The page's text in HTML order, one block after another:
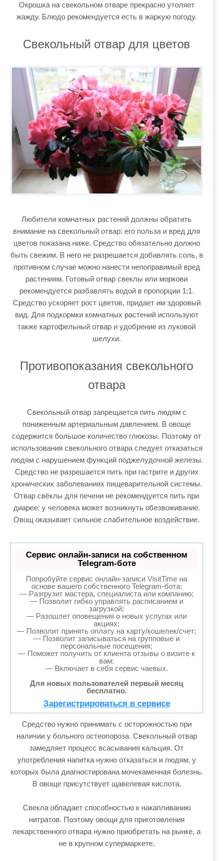
Окрошка на свекольном отваре прекрасно утоляет
жажду. Блюдо рекомендуется есть в жаркую погоду.
Свекольный отвар для цветов
Любители комнатных растений должны обратить
внимание на свекольный отвар: его польза и вред для
цветов показана ниже. Средство обязательно должно
быть свежим. В него не разрешается добавлять соль, в
противном случае можно нанести непоправимый вред
растениям. Готовый отвар свеклы или моркови
рекомендуется разбавлять водой в пропорции 1:1.
Средство ускоряет рост цветов, придает им здоровый
вид. Для подкормки комнатных растений используют
также картофельный отвар и удобрение из луковой
шелухи.
Противопоказания свекольного
отвара
Свекольный отвар запрещается пить людям с
пониженным артериальным давлением. В овоще
содержится большое количество глюкозы. Поэтому от
использования свекольного отвара следует отказаться
людям с нарушением функций поджелудочной железы.
Средство не разрешается пить при гастрите и других
хронических заболеваниях пищеварительной системы.
Отвар свёклы для печени не рекомендуется пить при
диарее: у человека может возникнуть обезвоживание.
Овощ оказывает сильное слабительное воздействие.
Сервис онлайн-записи на собственном
Telegram-боте
Попробуйте сервис онлайн-записи VisitTime на
основе вашего собственного Telegram-бота:
— Разгрузит мастера, специалиста или компанию;
— Позволит гибко управлять расписанием и
загрузкой;
— Разошлет оповещения о новых услугах или
акциях;
— Позволит принять оплату на карту/кошелек/счет;
— Позволит записываться на групповые и
персональные посещения;
— Поможет получить от клиента отзывы о визите к
вам;
— Включает в себя сервис чаевых.
Для новых пользователей первый месяц
бесплатно.
Зарегистрироваться в сервисе
Средство нужно принимать с осторожностью при
наличии у больного остеопороза. Свекольный отвар
замедляет процесс всасывания кальция. От
употребления напитка нужно отказаться и людям, у
которых была диагностирована мочекаменная болезнь.
В овоще присутствует щавелевая кислота.
Свекла обладает способностью к накапливанию
нитратов. Поэтому овощи для приготовления
лекарственного отвара нужно приобретать на рынке, а
не в крупном супермаркете.